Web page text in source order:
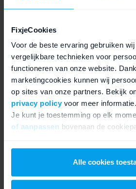
FixjeCookies
Voor de beste ervaring gebruiken
vergelijkbare technieken voor
functioneren van onze website.
marketingcookies kunnen wij
op sites van onze partners. Bekijk
privacy policyvoor meer informatie.
Je kunt je toestemming op elk
of aanpassen bovenaan de
We werken samen met21 derden
kunnen ontvangen en verwerken.
Alle cookies
Updaten naar iOS 16 doe je bij
Software Update .
Wanneer je op zoek bent naar een
ondersteunend kun je ook de
Fixje bekijken. Je koopt dan de
een scherpe prijs en met 2 jaar
iPhone software blogs
Face ID werkt niet